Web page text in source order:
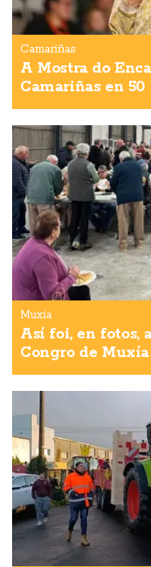
Camariñas
A Mostra do
Camariñas en
Muxía
Así foi, en fotos,
Congro de Muxía